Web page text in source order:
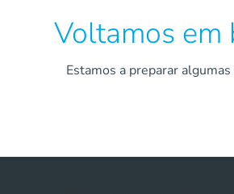
Voltamos em
Estamos a preparar algumas